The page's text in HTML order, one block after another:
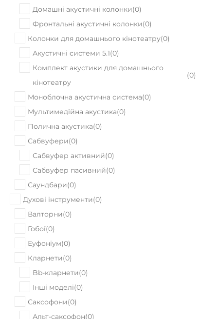
Домашні акустичні колонки(0)
Фронтальні акустичні колонки(0)
Колонки для домашнього кінотеатру(0)
Акустичні системи 5.1(0)
Комплект акустики для домашнього
кінотеатру
(0)
Моноблочна акустична система(0)
Мультимедійна акустика(0)
Полична акустика(0)
Сабвуфери(0)
Сабвуфер активний(0)
Сабвуфер пасивний(0)
Саундбари(0)
Духові інструменти(0)
Валторни(0)
Гобої(0)
Еуфоніум(0)
Кларнети(0)
Bb-кларнети(0)
Інші моделі(0)
Саксофони(0)
Альт-саксофон(0)